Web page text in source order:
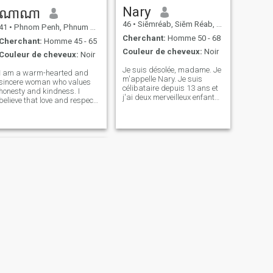
j'aspire parfois à la chaleur
et à la compagnie, j'espère
rencontrer quelqu'un de
un partenaire pour partager
les hauts et les bas de la vie
compréhension et amour.
temples, faire de la
randonnée dans les
montagnes, et faire de
bonnes actions parce que
donner et la gentillesse font
partie de qui je suis. Les
comme respectueux, doux,
et joyeux. Je crois en
l'honnêteté et la loyauté dans
chaque relation.
j'apprécie l'honnêteté et la
responsabilité avant tout.
ណាណា
• Phnom Penh, Phnum Pénh, Cambodge
Cherchant: Homme 45 - 65
Couleur de cheveux: Noir
I am a warm-hearted and
woman who values
honesty and kindness. I
believe that love and respect
time, I enjoy cooking,
Nary
46 • Siĕmréab, Siĕm Réab, Cambodge
Cherchant: Homme 50 - 68
Couleur de cheveux: Noir
Je suis désolée, madame. Je
m'appelle Nary. Je suis
célibataire depuis 13 ans et
j'ai deux merveilleux enfants,
tuk pour servir les visiteurs et